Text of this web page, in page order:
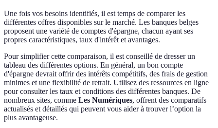
Une fois vos besoins identifiés, il est temps de comparer les
différentes offres disponibles sur le marché. Les banques belges
proposent une variété de comptes d'épargne, chacun ayant ses
propres caractéristiques, taux d'intérêt et avantages.
Pour simplifier cette comparaison, il est conseillé de dresser un
tableau des différentes options. En général, un bon compte
d'épargne devrait offrir des intérêts compétitifs, des frais de gestion
minimes et une flexibilité de retrait. Utilisez des ressources en ligne
pour consulter les taux et conditions des différentes banques. De
nombreux sites, comme Les Numériques, offrent des comparatifs
actualisés et détaillés qui peuvent vous aider à trouver l’option la
plus avantageuse.